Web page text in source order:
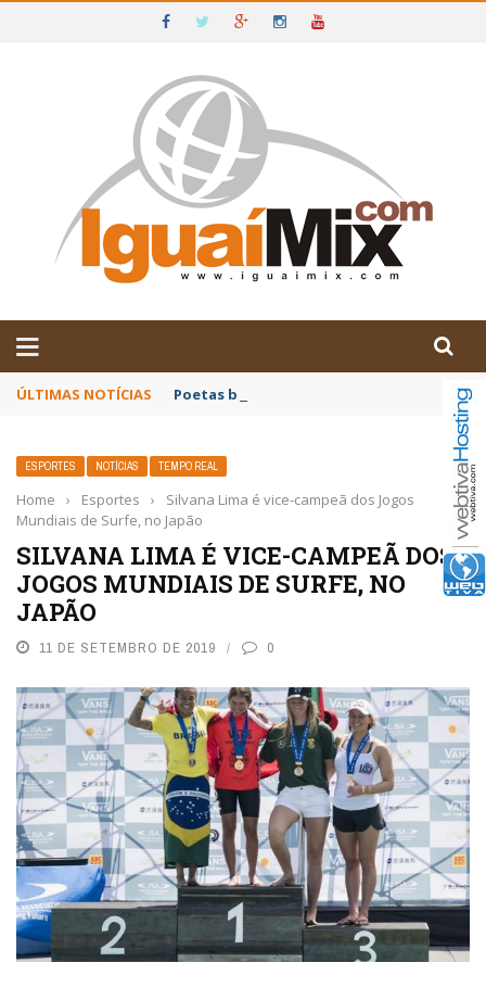
IGUAÍ E SUDOESTE DA BAHIA
ÚLTIMAS NOTÍCIAS Poetas baianos representam o Brasil no
ESPORTES NOTÍCIAS TEMPO REAL
Home › Esportes ›
Silvana Lima é vice-campeã dos Jogos
Mundiais de Surfe, no Japão
SILVANA LIMA É VICE-CAMPEÃ DOS
JOGOS MUNDIAIS DE SURFE, NO
JAPÃO
11 DE SETEMBRO DE 2019 0